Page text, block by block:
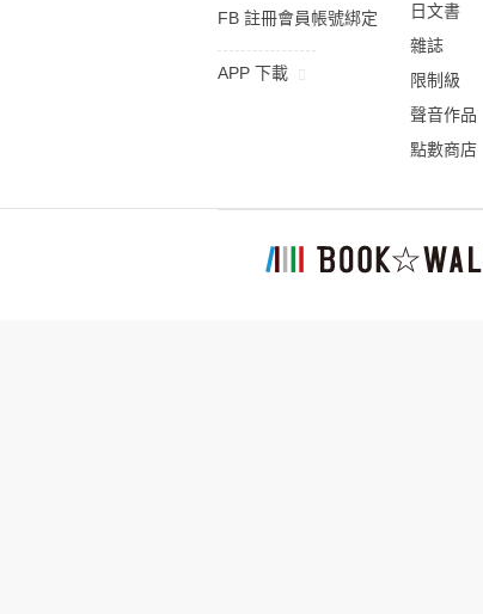
FB 註冊會員帳號綁定
APP 下載
日文書
雜誌
限制級
聲音作品
點數商店